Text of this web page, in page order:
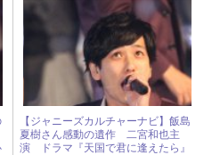
【ジャニーズカルチャーナビ】飯島
夏樹さん感動の遺作 二宮和也主
演 ドラマ『天国で君に逢えたら』